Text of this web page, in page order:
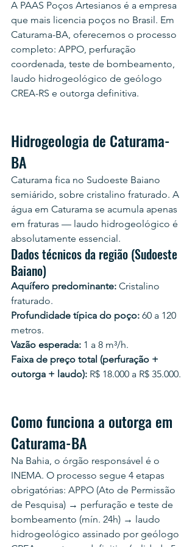
A PAAS Poços Artesianos é a empresa
que mais licencia poços no Brasil. Em
Caturama-BA, oferecemos o processo
completo: APPO, perfuração
coordenada, teste de bombeamento,
laudo hidrogeológico de geólogo
CREA-RS e outorga definitiva.
Hidrogeologia de Caturama-
BA
Caturama fica no Sudoeste Baiano
semiárido, sobre cristalino fraturado. A
água em Caturama se acumula apenas
em fraturas — laudo hidrogeológico é
absolutamente essencial.
Dados técnicos da região (Sudoeste
Baiano)
Aquífero predominante: Cristalino
fraturado.
Profundidade típica do poço: 60 a 120
metros.
Vazão esperada: 1 a 8 m³/h.
Faixa de preço total (perfuração +
outorga + laudo): R$ 18.000 a R$ 35.000.
Como funciona a outorga em
Caturama-BA
Na Bahia, o órgão responsável é o
INEMA. O processo segue 4 etapas
obrigatórias: APPO (Ato de Permissão
de Pesquisa) → perfuração e teste de
bombeamento (mín. 24h) → laudo
hidrogeológico assinado por geólogo